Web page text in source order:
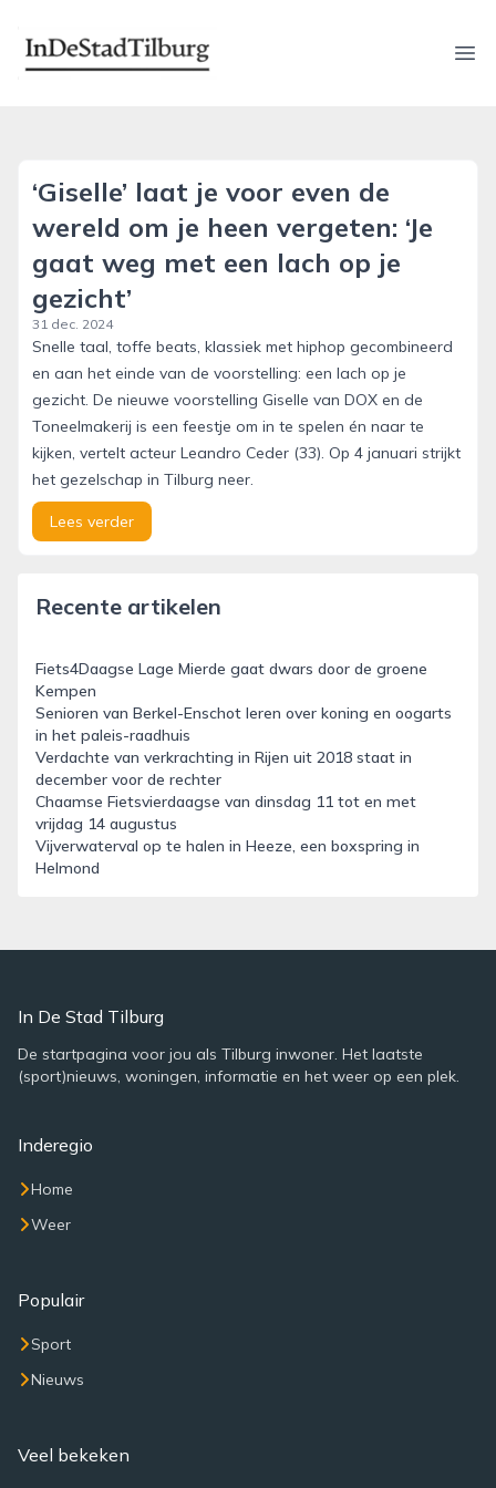
indestadtilburg.nl
‘Giselle’ laat je voor even de
wereld om je heen vergeten: ‘Je
gaat weg met een lach op je
gezicht’
31 dec. 2024
Snelle taal, toffe beats, klassiek met hiphop gecombineerd
en aan het einde van de voorstelling: een lach op je
gezicht. De nieuwe voorstelling Giselle van DOX en de
Toneelmakerij is een feestje om in te spelen én naar te
kijken, vertelt acteur Leandro Ceder (33). Op 4 januari strijkt
het gezelschap in Tilburg neer.
Lees verder
Recente artikelen
Fiets4Daagse Lage Mierde gaat dwars door de groene
Kempen
Senioren van Berkel-Enschot leren over koning en oogarts
in het paleis-raadhuis
Verdachte van verkrachting in Rijen uit 2018 staat in
december voor de rechter
Chaamse Fietsvierdaagse van dinsdag 11 tot en met
vrijdag 14 augustus
Vijverwaterval op te halen in Heeze, een boxspring in
Helmond
In De Stad Tilburg
De startpagina voor jou als Tilburg inwoner. Het laatste
(sport)nieuws, woningen, informatie en het weer op een plek.
Inderegio
Home
Weer
Populair
Sport
Nieuws
Veel bekeken